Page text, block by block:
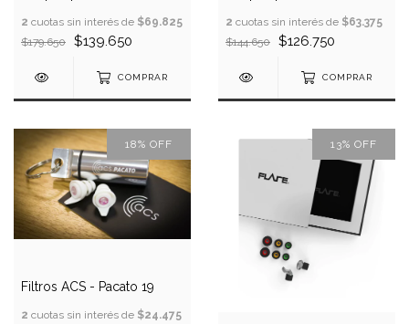
2 cuotas sin interés de $69.825
$179.650
$139.650
COMPRAR
2 cuotas sin interés de $63.375
$144.650
$126.750
COMPRAR
18% OFF
Filtros ACS - Pacato 19
2 cuotas sin interés de $24.475
13% OFF